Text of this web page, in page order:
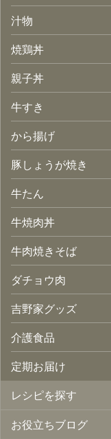
汁物
焼鶏丼
親子丼
牛すき
から揚げ
豚しょうが焼き
牛たん
牛焼肉丼
牛肉焼きそば
ダチョウ肉
吉野家グッズ
介護食品
定期お届け
レシピを探す
お役立ちブログ